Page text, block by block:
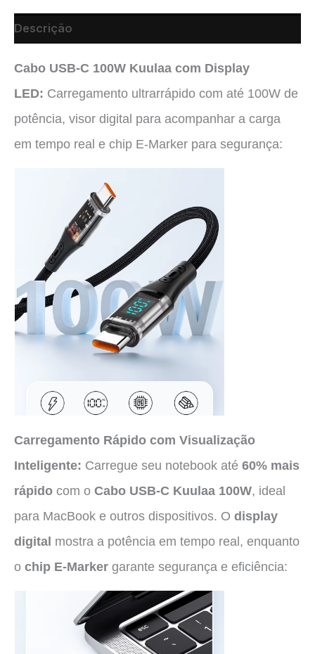
Descrição
Cabo USB-C 100W Kuulaa com Display
LED: Carregamento ultrarrápido com até 100W de
potência, visor digital para acompanhar a carga
em tempo real e chip E-Marker para segurança:
Carregamento Rápido com Visualização
Inteligente: Carregue seu notebook até 60% mais
rápido com o Cabo USB-C Kuulaa 100W, ideal
para MacBook e outros dispositivos. O display
digital mostra a potência em tempo real, enquanto
o chip E-Marker garante segurança e eficiência: